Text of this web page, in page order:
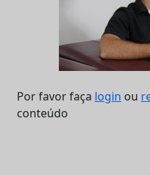
Por favor faça login ou
conteúdo